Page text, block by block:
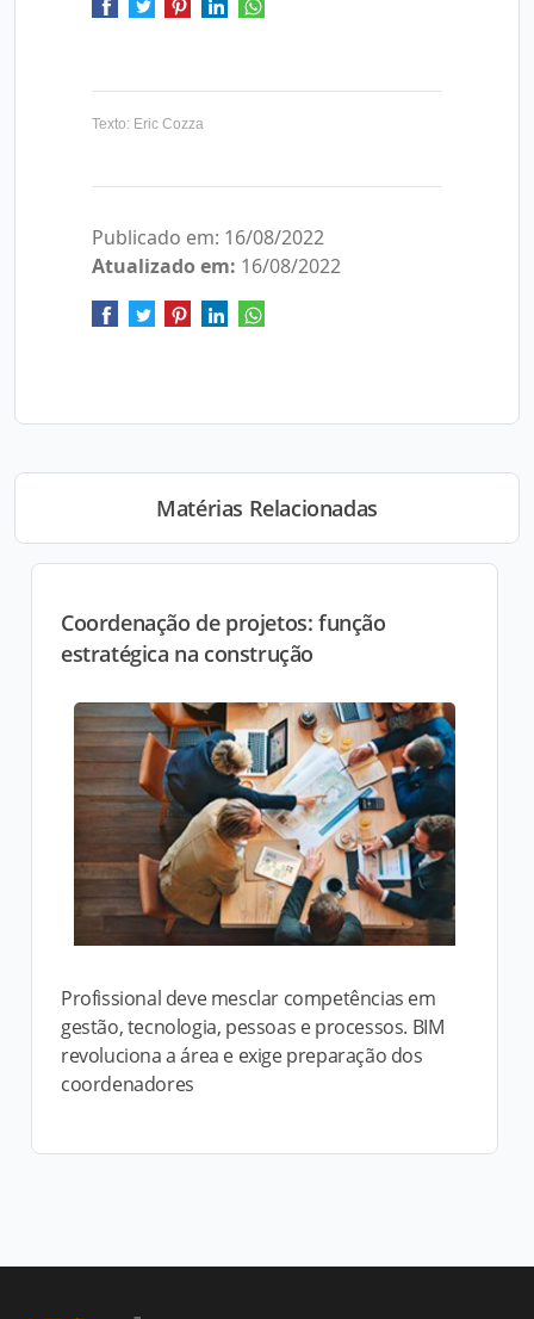
Texto: Eric Cozza
Publicado em: 16/08/2022
Atualizado em: 16/08/2022
Matérias Relacionadas
Coordenação de projetos: função
estratégica na construção
Profissional deve mesclar competências em
gestão, tecnologia, pessoas e processos. BIM
revoluciona a área e exige preparação dos
coordenadores